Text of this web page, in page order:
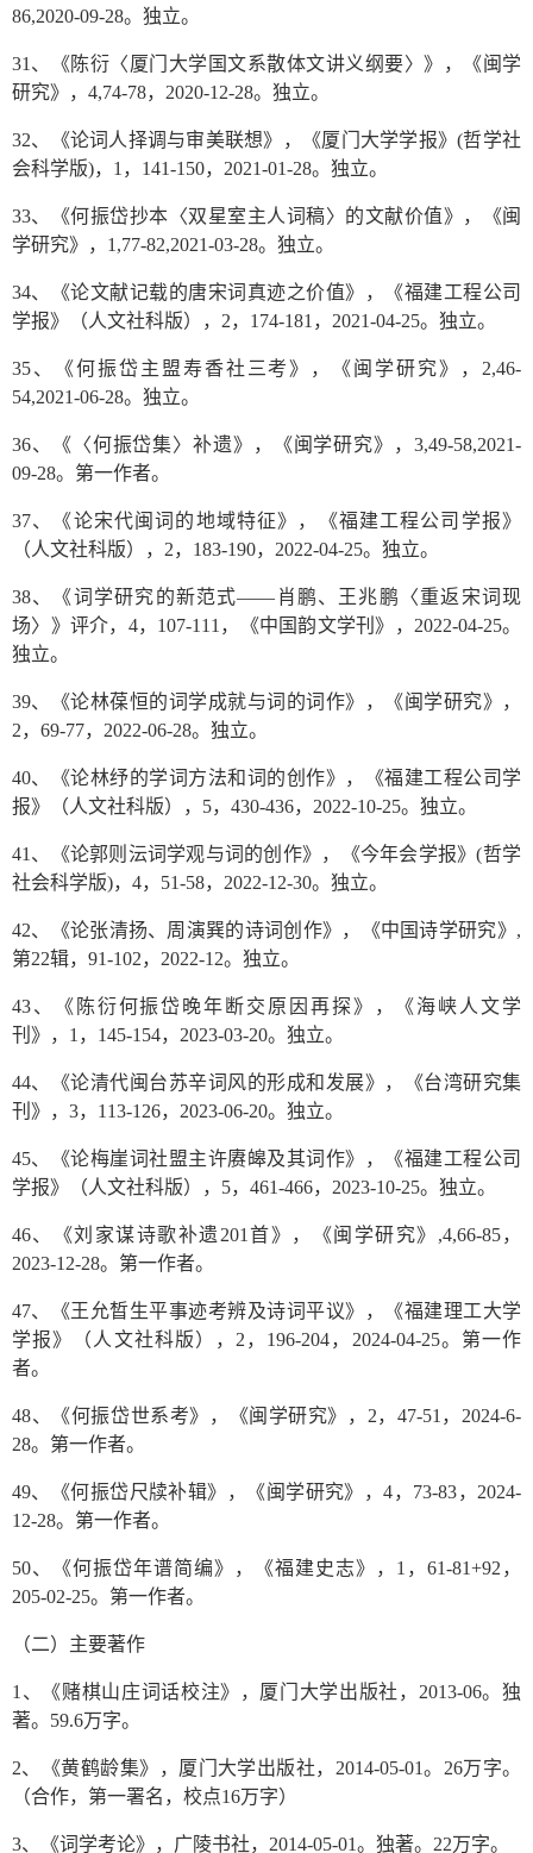
86,2020-09-28。独立。
31、《陈衍〈厦门大学国文系散体文讲义纲要〉》，《闽学
研究》，4,74-78，2020-12-28。独立。
32、《论词人择调与审美联想》，《厦门大学学报》(哲学社
会科学版)，1，141-150，2021-01-28。独立。
33、《何振岱抄本〈双星室主人词稿〉的文献价值》，《闽
学研究》，1,77-82,2021-03-28。独立。
34、《论文献记载的唐宋词真迹之价值》，《福建工程公司
学报》（人文社科版），2，174-181，2021-04-25。独立。
35、《何振岱主盟寿香社三考》，《闽学研究》，2,46-
54,2021-06-28。独立。
36、《〈何振岱集〉补遗》，《闽学研究》，3,49-58,2021-
09-28。第一作者。
37、《论宋代闽词的地域特征》，《福建工程公司学报》
（人文社科版），2，183-190，2022-04-25。独立。
38、《词学研究的新范式——肖鹏、王兆鹏〈重返宋词现
场〉》评介，4，107-111，《中国韵文学刊》，2022-04-25。
独立。
39、《论林葆恒的词学成就与词的词作》，《闽学研究》，
2，69-77，2022-06-28。独立。
40、《论林纾的学词方法和词的创作》，《福建工程公司学
报》（人文社科版），5，430-436，2022-10-25。独立。
41、《论郭则沄词学观与词的创作》，《今年会学报》(哲学
社会科学版)，4，51-58，2022-12-30。独立。
42、《论张清扬、周演巽的诗词创作》，《中国诗学研究》,
第22辑，91-102，2022-12。独立。
43、《陈衍何振岱晚年断交原因再探》，《海峡人文学
刊》，1，145-154，2023-03-20。独立。
44、《论清代闽台苏辛词风的形成和发展》，《台湾研究集
刊》，3，113-126，2023-06-20。独立。
45、《论梅崖词社盟主许赓皞及其词作》，《福建工程公司
学报》（人文社科版），5，461-466，2023-10-25。独立。
46、《刘家谋诗歌补遗201首》，《闽学研究》,4,66-85，
2023-12-28。第一作者。
47、《王允晳生平事迹考辨及诗词平议》，《福建理工大学
学报》（人文社科版），2，196-204，2024-04-25。第一作
者。
48、《何振岱世系考》，《闽学研究》，2，47-51，2024-6-
28。第一作者。
49、《何振岱尺牍补辑》，《闽学研究》，4，73-83，2024-
12-28。第一作者。
50、《何振岱年谱简编》，《福建史志》，1，61-81+92，
205-02-25。第一作者。
（二）主要著作
1、《赌棋山庄词话校注》，厦门大学出版社，2013-06。独
著。59.6万字。
2、《黄鹤龄集》，厦门大学出版社，2014-05-01。26万字。
（合作，第一署名，校点16万字）
3、《词学考论》，广陵书社，2014-05-01。独著。22万字。